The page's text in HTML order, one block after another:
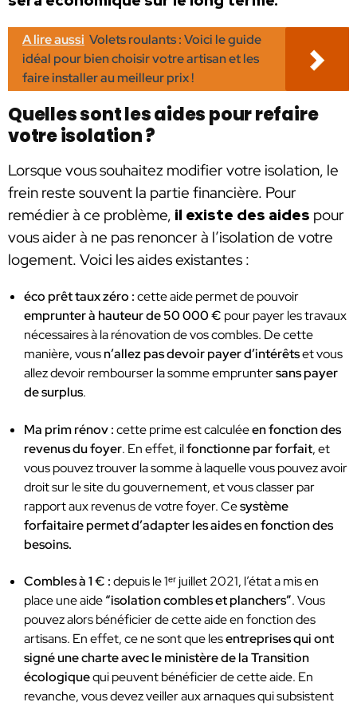
A lire aussi Volets roulants : Voici le guide
idéal pour bien choisir votre artisan et les
faire installer au meilleur prix !
Quelles sont les aides pour refaire
votre isolation ?
Lorsque vous souhaitez modifier votre isolation, le
frein reste souvent la partie financière. Pour
remédier à ce problème, il existe des aides pour
vous aider à ne pas renoncer à l’isolation de votre
logement. Voici les aides existantes :
éco prêt taux zéro :cette aide permet de pouvoir
emprunter à hauteur de 50 000 € pour payer les travaux
nécessaires à la rénovation de vos combles. De cette
manière, vousn’allez pas devoir payer d’intérêtset vous
allez devoir rembourser la somme empruntersans payer
de surplus.
Ma prim rénov :cette prime est calculéeen fonction des
revenus du foyer. En effet, ilfonctionne par forfait, et
vous pouvez trouver la somme à laquelle vous pouvez avoir
droit sur le site du gouvernement, et vous classer par
rapport aux revenus de votre foyer. Cesystème
forfaitaire permet d’adapter les aides en fonction des
besoins.
Combles à 1 € :depuis le 1ᵉʳ juillet 2021, l’état a mis en
place une aide“isolation combles et planchers”. Vous
pouvez alors bénéficier de cette aide en fonction des
artisans. En effet, ce ne sont que lesentreprises qui ont
signé une charte avec le ministère de la Transition
écologiquequi peuvent bénéficier de cette aide. En
revanche, vous devez veiller aux arnaques qui subsistent